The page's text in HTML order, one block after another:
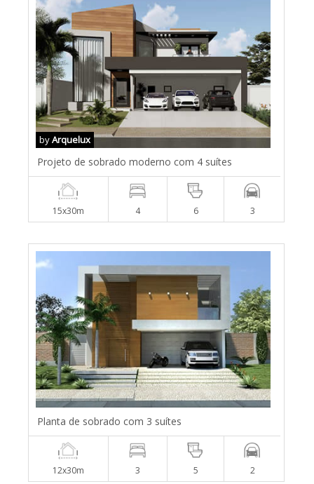
byArquelux
Projeto de sobrado moderno com 4 suítes
15x30m 4 6 3
Planta de sobrado com 3 suítes
12x30m 3 5 2